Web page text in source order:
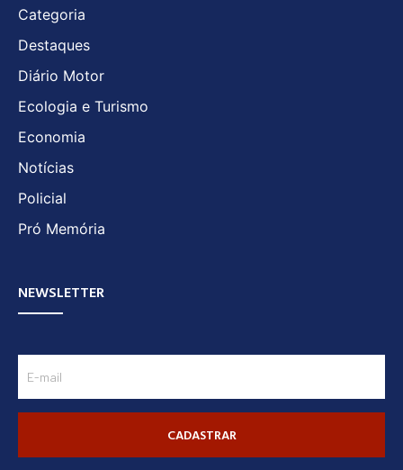
Categoria
Destaques
Diário Motor
Ecologia e Turismo
Economia
Notícias
Policial
Pró Memória
NEWSLETTER
CADASTRAR